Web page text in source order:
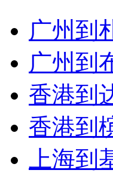
广州到
广州到
香港到
香港到
上海到